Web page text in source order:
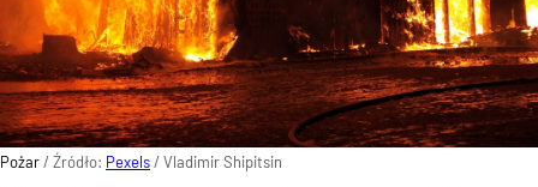
Pożar/ Źródło: Pexels/ Vladimir Shipitsin